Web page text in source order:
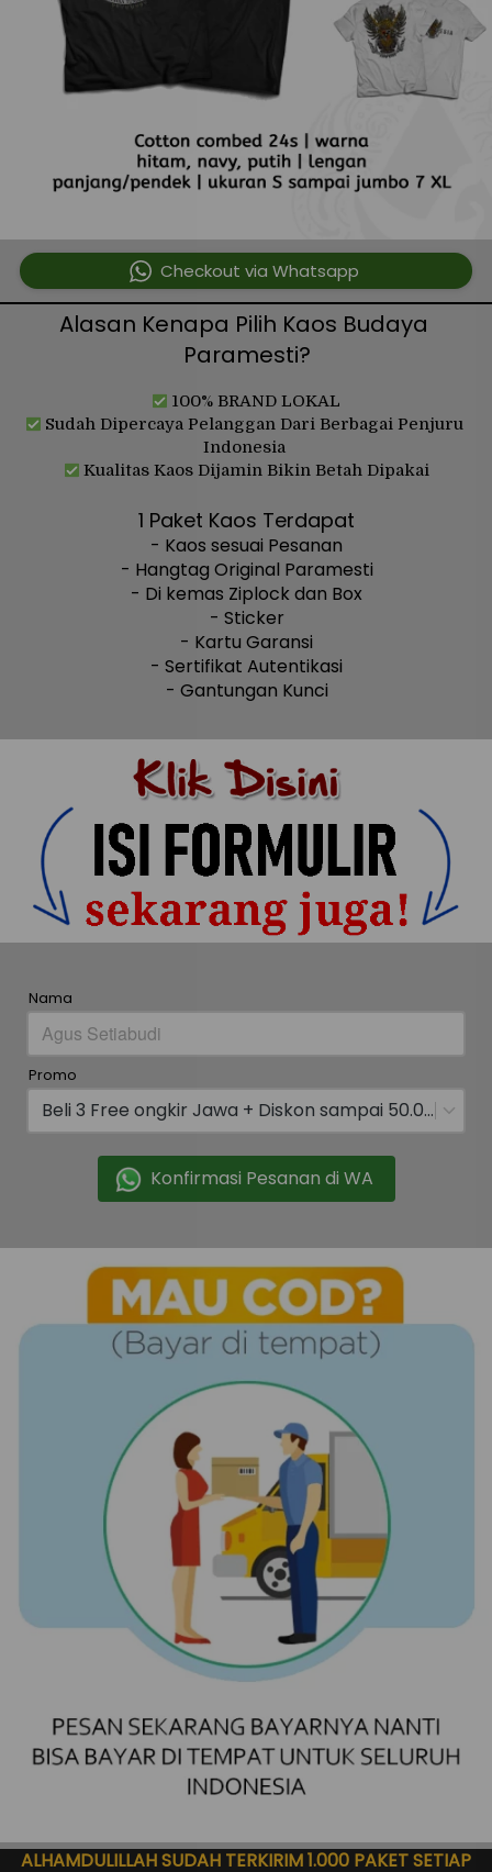
` Checkout via Whatsapp
Alasan Kenapa Pilih Kaos Budaya
Paramesti?
100% BRAND LOKAL
Sudah Dipercaya Pelanggan Dari Berbagai Penjuru
Indonesia
Kualitas Kaos Dijamin Bikin Betah Dipakai
1 Paket Kaos Terdapat
- Kaos sesuai Pesanan
- Hangtag Original Paramesti
- Di kemas Ziplock dan Box
- Sticker
- Kartu Garansi
- Sertifikat Autentikasi
- Gantungan Kunci
Nama
Promo
Beli 3 Free ongkir Jawa + Diskon sampai 50.000
` Konfirmasi Pesanan di WA
ALHAMDULILLAH SUDAH TERKIRIM 1.000 PAKET SETIAP